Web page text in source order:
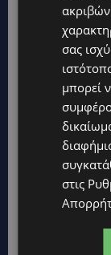
Hot this
UPDATES
ΚΙΤΡΙΝΗ
Στους
ισχύ
UPDATES
ΦΕΙΔΙΑΣ
για Ισαάκ
«Ασέβεια
σας
μπορεί
στις